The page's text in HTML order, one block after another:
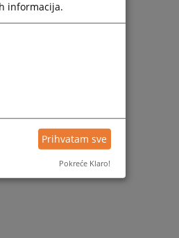
informacija.
Prihvatam sve
Pokreće Klaro!